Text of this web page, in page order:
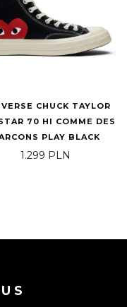
CHUCK TAYLOR
70 HI COMME DES
PLAY BLACK
1.299 PLN